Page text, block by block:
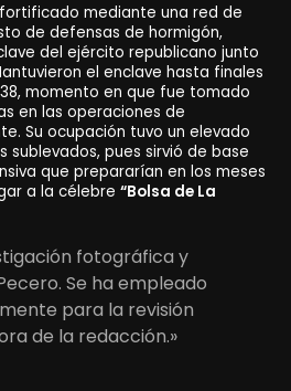
mediante una red de
de defensas de hormigón,
del ejército republicano junto
el enclave hasta finales
momento en que fue tomado
en las operaciones de
Su ocupación tuvo un elevado
pues sirvió de base
que prepararían en los meses
a la célebre “Bolsa de La
fotográfica y
Se ha empleado
para la revisión
de la redacción.»